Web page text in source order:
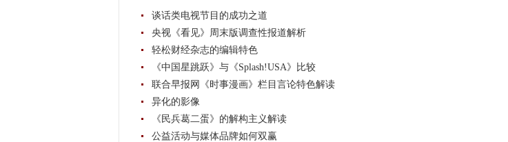
谈话类电视节目的成功之道
央视《看见》周末版调查性报道解析
轻松财经杂志的编辑特色
《中国星跳跃》与《Splash!USA》比较
联合早报网《时事漫画》栏目言论特色解读
异化的影像
《民兵葛二蛋》的解构主义解读
公益活动与媒体品牌如何双赢